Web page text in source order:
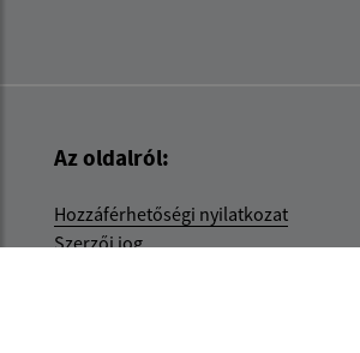
Az oldalról:
Hozzáférhetőségi nyilatkozat
Szerzői jog